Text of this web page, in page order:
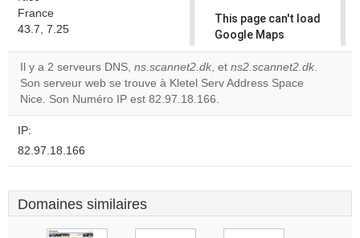
France
43.7, 7.25
This page can't load
Google Maps
correctly.
Do you
Il y a 2 serveurs DNS, ns.scannet2.dk, et ns2.scannet2.dk.
Son serveur web se trouve à Kletel Serv Address Space
Nice. Son Numéro IP est 82.97.18.166.
IP:
82.97.18.166
Domaines similaires